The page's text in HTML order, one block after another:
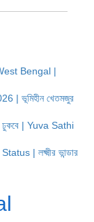
Bengal |
| ভূমিহীন খেতমজুর
| Yuva Sathi
| লক্ষ্মীর ভান্ডার